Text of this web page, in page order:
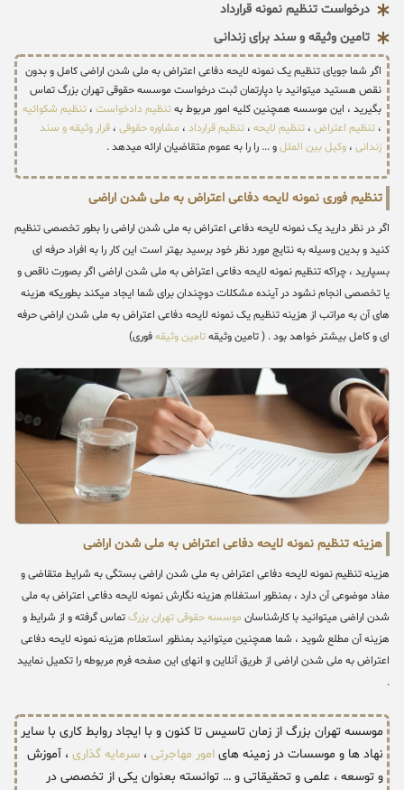
درخواست تنظیم نمونه قرارداد
تامین وثیقه و سند برای زندانی
اگر شما جویای تنظیم یک نمونه لایحه دفاعی اعتراض به ملی شدن اراضی کامل و بدون
نقص هستید میتوانید با دپارتمان ثبت درخواست موسسه حقوقی تهران بزرگ تماس
بگیرید ، این موسسه همچنین کلیه امور مربوط بهتنظیم دادخواست ، تنظیم شکوائیه
، تنظیم اعتراض ، تنظیم لایحه ، تنظیم قرارداد ، مشاوره حقوقی ، قرار وثیقه و سند
زندانی ، وکیل بین المللو ... را را به عموم متقاضیان ارائه میدهد .
تنظیم فوری نمونه لایحه دفاعی اعتراض به ملی شدن اراضی
اگر در نظر دارید یک نمونه لایحه دفاعی اعتراض به ملی شدن اراضی را بطور تخصصی تنظیم
کنید و بدین وسیله به نتایج مورد نظر خود برسید بهتر است این کار را به افراد حرفه ای
بسپارید ، چراکه تنظیم نمونه لایحه دفاعی اعتراض به ملی شدن اراضی اگر بصورت ناقص و
یا تخصصی انجام نشود در آینده مشکلات دوچندان برای شما ایجاد میکند بطوریکه هزینه
های آن به مراتب از هزینه تنظیم یک نمونه لایحه دفاعی اعتراض به ملی شدن اراضی حرفه
ای و کامل بیشتر خواهد بود . ( تامین وثیقهتامین وثیقهفوری)
هزینه تنظیم نمونه لایحه دفاعی اعتراض به ملی شدن اراضی
هزینه تنظیم نمونه لایحه دفاعی اعتراض به ملی شدن اراضی بستگی به شرایط متقاضی و
مفاد موضوعی آن دارد ، بمنظور استغلام هزینه نگارش نمونه لایحه دفاعی اعتراض به ملی
شدن اراضی میتوانید با کارشناسان موسسه حقوقی تهران بزرگتماس گرفته و از شرایط و
هزینه آن مطلع شوید ، شما همچنین میتوانید بمنظور استعلام هزینه نمونه لایحه دفاعی
اعتراض به ملی شدن اراضی از طریق آنلاین و انهای این صفحه فرم مربوطه را تکمیل نمایید
.
موسسه تهران بزرگ از زمان تاسیس تا کنون و با ایجاد روابط کاری با سایر
نهاد ها و موسسات در زمینه های امور مهاجرتی ، سرمایه گذاری ، آموزش
و توسعه ، علمی و تحقیقاتی و … توانسته بعنوان یکی از تخصصی در